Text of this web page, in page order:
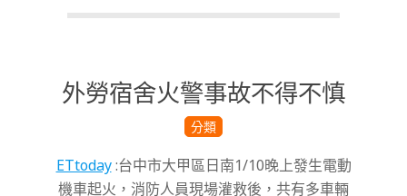
外勞宿舍火警事故不得不慎
21
分類
ETtoday:台中市大甲區日南1/10晚上發生電動
機車起火，消防人員現場灌救後，共有多車輛